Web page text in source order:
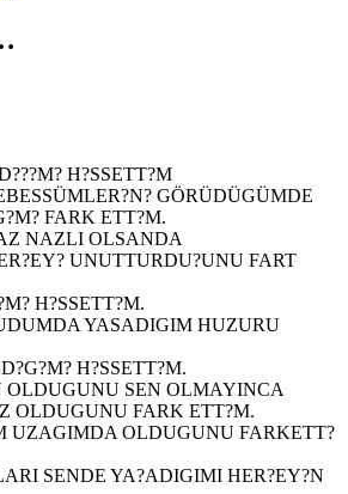
H?SSETT?M
GÖRÜDÜGÜMDE
FARK ETT?M.
NAZLI OLSANDA
UNUTTURDU?UNU FART
H?SSETT?M.
YASADIGIM HUZURU
H?SSETT?M.
SEN OLMAYINCA
OLDUGUNU FARK ETT?M.
UZAGIMDA OLDUGUNU FARKETT?
SENDE YA?ADIGIMI HER?EY?N